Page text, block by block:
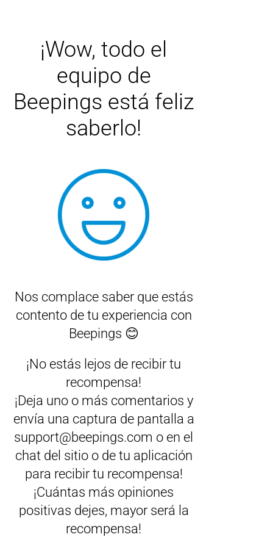
¡Wow, todo el
equipo de
Beepings está feliz
saberlo!
Nos complace saber que estás
contento de tu experiencia con
Beepings 😊
¡No estás lejos de recibir tu
recompensa!
¡Deja uno o más comentarios y
envía una captura de pantalla a
support@beepings.com o en el
chat del sitio o de tu aplicación
para recibir tu recompensa!
¡Cuántas más opiniones
positivas dejes, mayor será la
recompensa!